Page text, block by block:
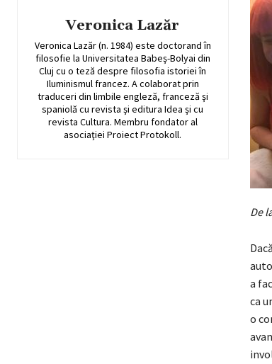
Veronica Lazăr
Veronica Lazăr (n. 1984) este doctorand în
filosofie la Universitatea Babeş-Bolyai din
Cluj cu o teză despre filosofia istoriei în
Iluminismul francez. A colaborat prin
traduceri din limbile engleză, franceză şi
spaniolă cu revista şi editura Idea şi cu
revista Cultura. Membru fondator al
asociaţiei Proiect Protokoll.
De
a
ca
o